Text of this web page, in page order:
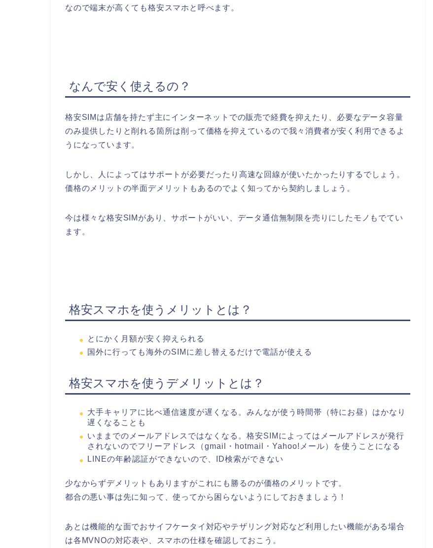
なので端末が高くても格安スマホと呼べます。
なんで安く使えるの？
格安SIMは店舗を持たず主にインターネットでの販売で経費を抑えたり、必要なデータ容量
のみ提供したりと削れる箇所は削って価格を抑えているので我々消費者が安く利用できるよ
うになっています。
しかし、人によってはサポートが必要だったり高速な回線が使いたかったりするでしょう。
価格のメリットの半面デメリットもあるのでよく知ってから契約しましょう。
今は様々な格安SIMがあり、サポートがいい、データ通信無制限を売りにしたモノもでてい
ます。
格安スマホを使うメリットとは？
とにかく月額が安く抑えられる
国外に行っても海外のSIMに差し替えるだけで電話が使える
格安スマホを使うデメリットとは？
大手キャリアに比べ通信速度が遅くなる。みんなが使う時間帯（特にお昼）はかなり
遅くなることも
いままでのメールアドレスではなくなる。格安SIMによってはメールアドレスが発行
されないのでフリーアドレス（gmail・hotmail・Yahoo!メール）を使うことになる
LINEの年齢認証ができないので、ID検索ができない
少なからずデメリットもありますがこれにも勝るのが価格のメリットです。
都合の悪い事は先に知って、使ってから困らないようにしておきましょう！
あとは機能的な面でおサイフケータイ対応やテザリング対応など利用したい機能がある場合
は各MVNOの対応表や、スマホの仕様を確認しておこう。